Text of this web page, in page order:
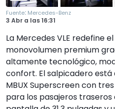
Fuente: Mercedes-Benz
3 Abr a las16:31
La Mercedes VLE redefine
monovolumen premium
altamente tecnológico,
confort. El salpicadero
MBUX Superscreen con
para los pasajeros